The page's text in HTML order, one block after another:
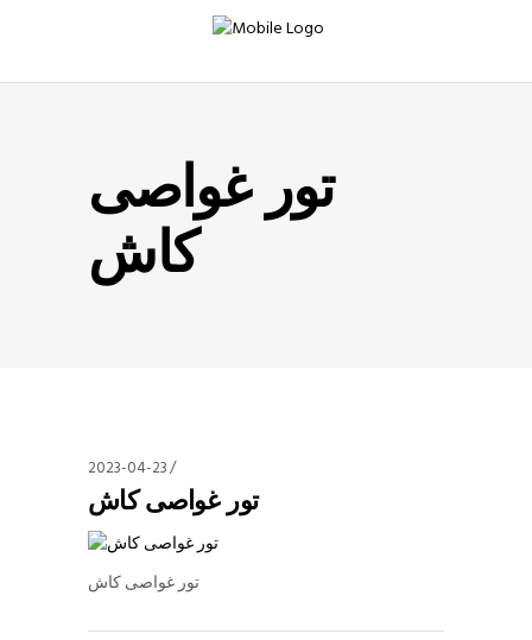
تور غواصی
کاش
2023-04-23
تور غواصی کاش
تور غواصی کاش